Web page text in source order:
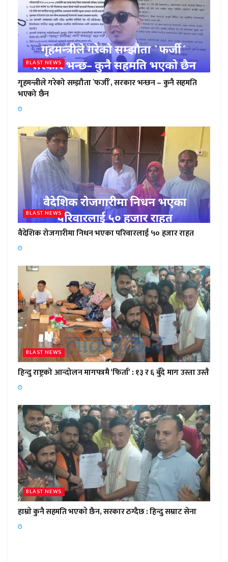
BLAST NEWS
गृहमन्त्रीले गरेको सम्झौता `फर्जी´, सरकार भन्छन – कुनै सहमति
भएको छैन
BLAST NEWS
वैदेशिक रोजगारीमा निधन भएका परिवारलाई ५० हजार राहत
BLAST NEWS
हिन्दु राष्ट्रको आन्दोलन मागपत्रमै ‘फिर्ता’ : १३ र ६ बुँदे माग उस्ता उस्तै
BLAST NEWS
हाम्राे कुनै सहमति भएकाे छैन, सरकार ठग्दैछ : हिन्दु सम्राट सेना